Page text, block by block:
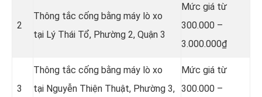
2
Thông tắc cống bằng máy lò xo
tại Lý Thái Tổ, Phường 2, Quận 3
Mức giá từ
300.000 –
3.000.000₫
3
Thông tắc cống bằng máy lò xo
tại Nguyễn Thiện Thuật, Phường 3,
Mức giá từ
300.000 –